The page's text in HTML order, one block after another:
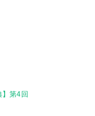
第4回